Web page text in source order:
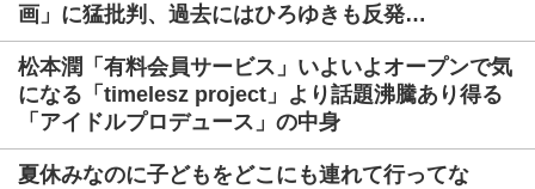
画」に猛批判、過去にはひろゆきも反発…
松本潤「有料会員サービス」いよいよオープンで気
になる「timelesz project」より話題沸騰あり得る
「アイドルプロデュース」の中身
夏休みなのに子どもをどこにも連れて行ってな